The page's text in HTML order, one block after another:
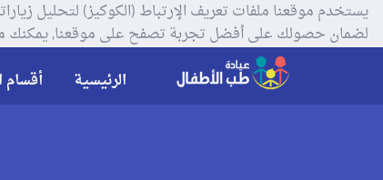
لضمان حصولك على أفضل تجربة تصفح على موقعنا, يمكنك
الرئيسية أقسام